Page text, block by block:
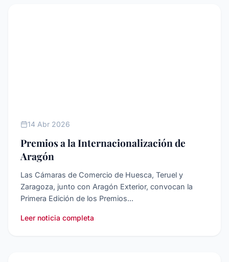
14 Abr 2026
Premios a la Internacionalización de
Aragón
Las Cámaras de Comercio de Huesca, Teruel y
Zaragoza, junto con Aragón Exterior, convocan la
Primera Edición de los Premios...
Leer noticia completa